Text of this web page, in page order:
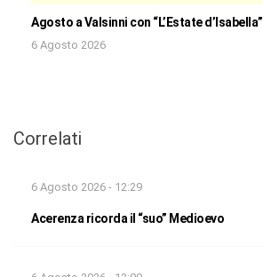
Agosto a Valsinni con “L’Estate d’Isabella”
6 Agosto 2026
Correlati
6 Agosto 2026 - 12:29
Acerenza ricorda il “suo” Medioevo